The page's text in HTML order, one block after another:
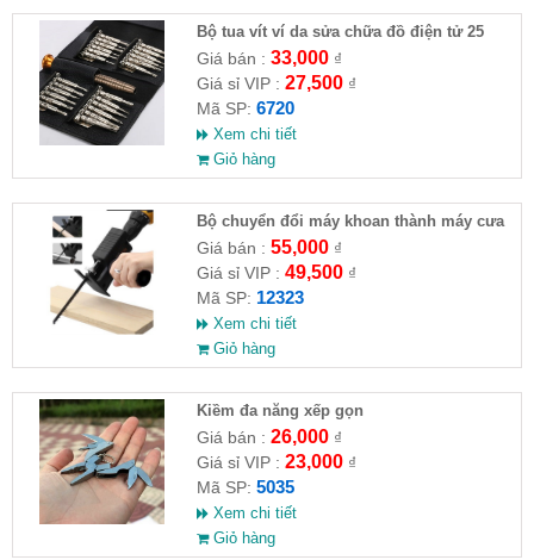
Bộ tua vít ví da sửa chữa đồ điện tử 25
đầu ( HĐ )
Giá bán : 33,000₫
Giá sỉ VIP : 27,500₫
Mã SP: 6720
Xem chi tiết
Giỏ hàng
Bộ chuyển đổi máy khoan thành máy cưa
(loại thường)( HĐ )
Giá bán : 55,000₫
Giá sỉ VIP : 49,500₫
Mã SP: 12323
Xem chi tiết
Giỏ hàng
Kiềm đa năng xếp gọn
Giá bán : 26,000₫
Giá sỉ VIP : 23,000₫
Mã SP: 5035
Xem chi tiết
Giỏ hàng